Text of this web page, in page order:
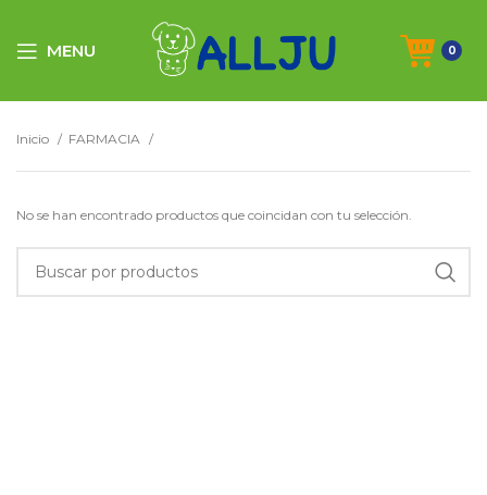
MENU 0
Inicio FARMACIA
No se han encontrado productos que coincidan con tu selección.